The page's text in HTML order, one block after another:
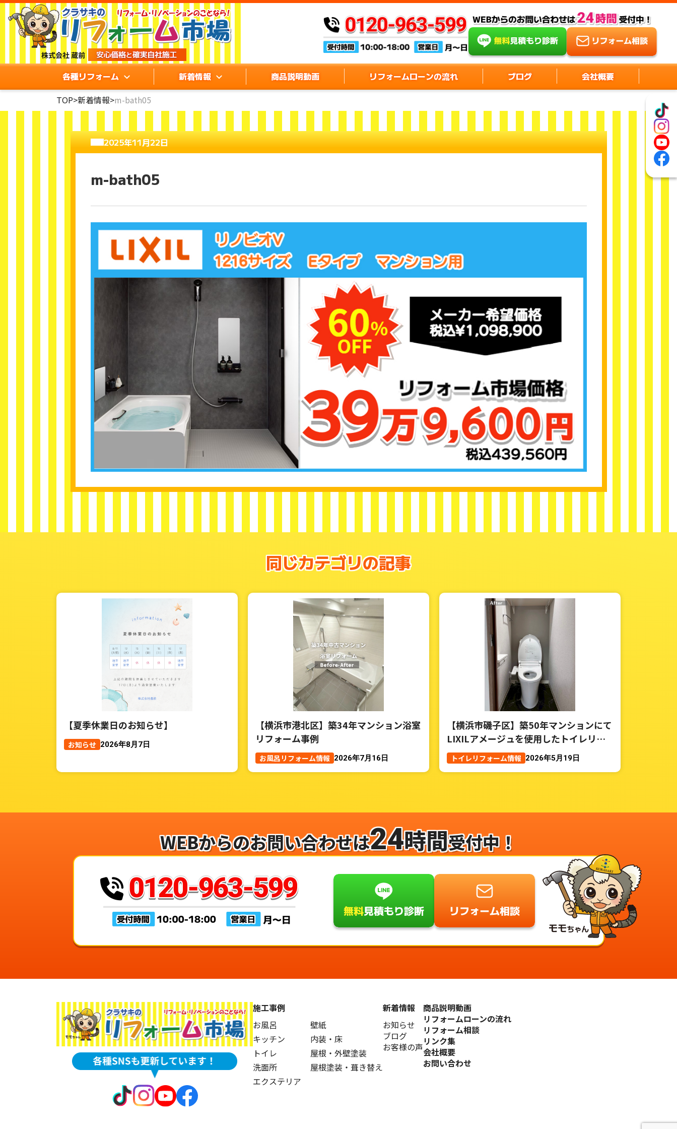
各種リフォーム 新着情報 商品説明動画 リフォームローンの流れ ブログ
会社概要
TOP>新着情報>m-bath05
2025年11月22日
m-bath05
同じカテゴリの記事
【夏季休業日のお知らせ】
お知らせ 2026年8月7日
【横浜市港北区】築34年マンション浴室
リフォーム事例
お風呂リフォーム情報 2026年7月16日
【横浜市磯子区】築50年マンションにて
LIXILアメージュを使用したトイレリフ
ォーム事例
トイレリフォーム情報 2026年5月19日
WEBからのお問い合わせは24時間受付中！
施工事例
お風呂
壁紙
キッチン
内装・床
トイレ
屋根・外壁塗装
洗面所
屋根塗装・葺き替え
エクステリア
新着情報
お知らせ
ブログ
お客様の声
商品説明動画
リフォームローンの流れ
リフォーム相談
リンク集
会社概要
お問い合わせ